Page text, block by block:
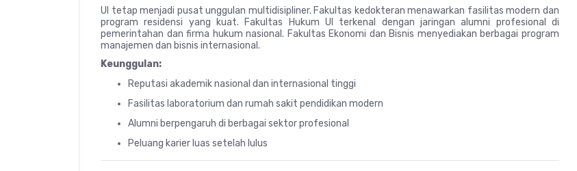
UI tetap menjadi pusat unggulan multidisipliner. Fakultas kedokteran menawarkan fasilitas modern dan
program residensi yang kuat. Fakultas Hukum UI terkenal dengan jaringan alumni profesional di
pemerintahan dan firma hukum nasional. Fakultas Ekonomi dan Bisnis menyediakan berbagai program
manajemen dan bisnis internasional.
Keunggulan:
Reputasi akademik nasional dan internasional tinggi
Fasilitas laboratorium dan rumah sakit pendidikan modern
Alumni berpengaruh di berbagai sektor profesional
Peluang karier luas setelah lulus